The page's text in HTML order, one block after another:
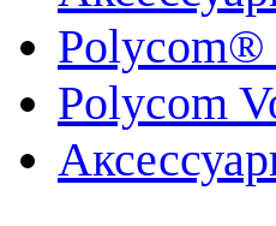
Polycom®
Polycom